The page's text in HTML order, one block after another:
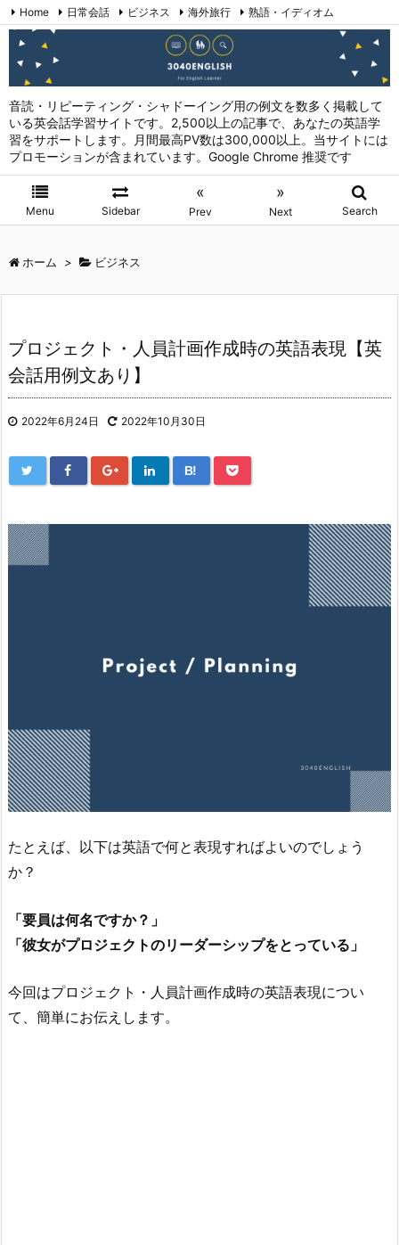
音読・リピーティング・シャドーイング用の例文を数多く掲載して
いる英会話学習サイトです。2,500以上の記事で、あなたの英語学
習をサポートします。月間最高PV数は300,000以上。当サイトには
プロモーションが含まれています。Google Chrome 推奨です
Menu Sidebar
«
Prev
»
Next Search
Home 日常会話 ビジネス 海外旅行
熟語・イディオム
英会話表現 (日本語→英語)
お問い合わせ
ホーム > ビジネス
プロジェクト・人員計画作成時の英語表現【英
会話用例文あり】
2022年6月24日 2022年10月30日
B!
たとえば、以下は英語で何と表現すればよいのでしょう
か？
「要員は何名ですか？」
「彼女がプロジェクトのリーダーシップをとっている」
今回はプロジェクト・人員計画作成時の英語表現につい
て、簡単にお伝えします。